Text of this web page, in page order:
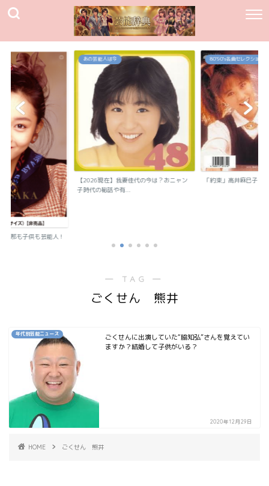
旦那も子供も芸能人！
あの芸能人は今
【2026現在】我妻佳代の今は？おニャン
子時代の秘話や有...
80`90's名曲セレクション
「約束」高井麻巳子
― TAG ―
ごくせん 熊井
年代別芸能ニュース
ごくせんに出演していた“脇知弘”さんを覚えてい
ますか？結婚して子供がいる？
2020年12月29日
HOME ごくせん 熊井